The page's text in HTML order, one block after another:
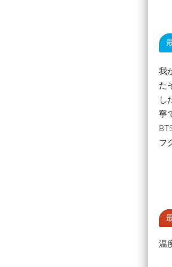
我
た
し
寧
フ
温